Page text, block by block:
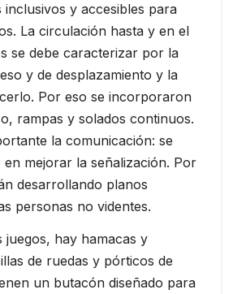
inclusivos y accesibles para
La circulación hasta y en el
se debe caracterizar por la
y de desplazamiento y la
Por eso se incorporaron
rampas y solados continuos.
la comunicación: se
en mejorar la señalización. Por
desarrollando planos
personas no videntes.
juegos, hay hamacas y
de ruedas y pórticos de
un butacón diseñado para